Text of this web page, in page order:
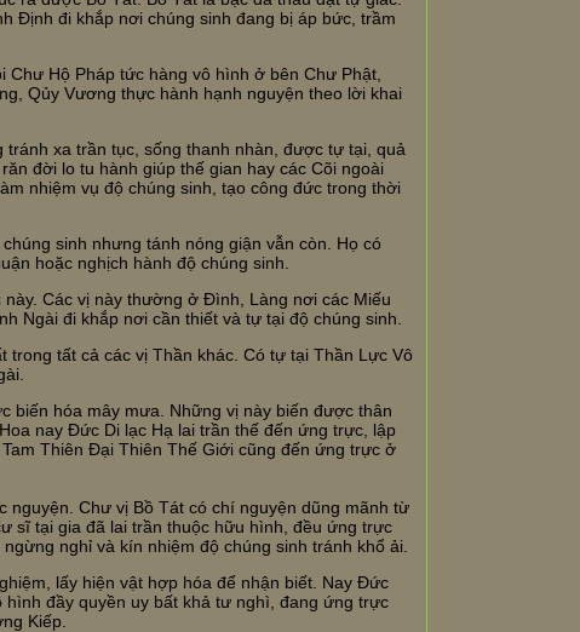
Định đi khắp nơi chúng sinh đang bị áp bức, trầm
Chư Hộ Pháp tức hàng vô hình ở bên Chư Phật,
Qủy Vương thực hành hạnh nguyện theo lời khai
xa trần tục, sống thanh nhàn, được tự tại, quả
đời lo tu hành giúp thế gian hay các Cõi ngoài
nhiệm vụ độ chúng sinh, tạo công đức trong thời
sinh nhưng tánh nóng giận vẫn còn. Họ có
hoặc nghịch hành độ chúng sinh.
Các vị này thường ở Đình, Làng nơi các Miếu
Ngài đi khắp nơi cần thiết và tự tại độ chúng sinh.
tất cả các vị Thần khác. Có tự tại Thần Lực Vô
biến hóa mây mưa. Những vị này biến được thân
nay Đức Di lạc Hạ lai trần thế đến ứng trực, lập
Thiên Đại Thiên Thế Giới cũng đến ứng trực ở
nguyện. Chư vị Bồ Tát có chí nguyện dũng mãnh từ
sĩ tại gia đã lai trần thuộc hữu hình, đều ứng trực
nghỉ và kín nhiệm độ chúng sinh tránh khổ ải.
lấy hiện vật hợp hóa để nhận biết. Nay Đức
đầy quyền uy bất khả tư nghì, đang ứng trực
Kiếp.